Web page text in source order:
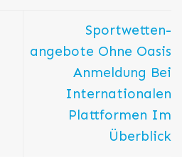
Sportwetten-
angebote Ohne Oasis
Anmeldung Bei
Internationalen
Plattformen Im
Überblick